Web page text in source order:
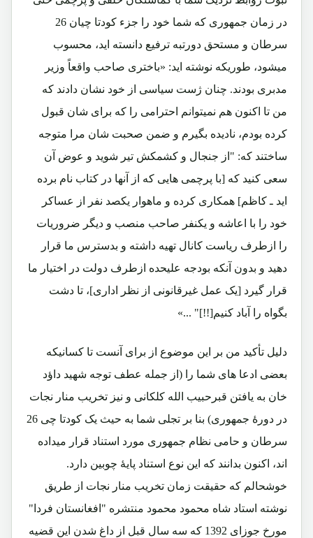
در زمان جمهوری که شما خود را جزء کودتا چیان 26
سرطان و مستحق دورتبه ترفیع دانسته اید، محسوب
میشود، طوریکه نوشته اید: «باختری صاحب واقعاً وزیر
مدبری بودند. چنان ژست سیاسی از خود نشان دادند که
من تا اکنون هم نمیتوانم احترامی را که برای شان قبول
کرده بودم، نادیده بگیرم و ضمن صحبت شان مرا متوجه
ساختند که: "از جنجال و کشمکش تیر شوید و عوض آن
سعی کنید که [با پرچمی هایی که از آنها در کتاب نام برده
اید ـ کاظم] همکاری کرده و ماهوار یکصد نفر از عساکر
خود را با اعاشه و یکنفر صاحب منصب و دیگر ضروریات
را ازطرف ریاست کانال تهیه داشته و بدسترس ما قرار
دهید و بدون آنکه بودجه علیحده ازطرف دولت در اختیار ما
قرار گیرد [یک عمل غیرقانونی از نظر اداری]، تا دشت
بگواه را آباد کنیم[!!]" ...»
دلیل تأکید من بر این موضوع از برای آنست تا کسانیکه
بعضی ادعا های شما را (از جمله عطف توجه شهید داؤد
خان به یافتن قبرحبیب الله کلکانی و نیز تخریب منار نجات
در دورۀ جمهوری) بنا بر تجلی شما به حیث یک کودتا چی 26
سرطان و حامی نظام جمهوری مورد استناد قرار میداده
اند، اکنون بدانند که این نوع استناد پایۀ چوبین دارد.
خوشحالم که حقیقت زمان تخریب منار نجات از طریق
نوشته استاد شاه محمود محمود منتشره "افغانستان فردا"
مورخ جوزای 1392 که سه سال قبل از داغ شدن این قضیه